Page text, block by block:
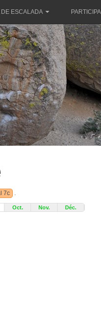
ESCALADA
7c .
Oct. Nov. Déc.